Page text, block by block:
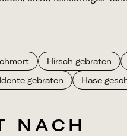
Hirsch gebraten
gebraten Hase
NACH